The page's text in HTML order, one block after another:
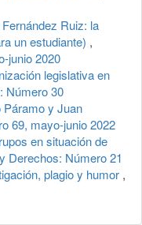
Ruiz: la
un estudiante) ,
junio 2020
legislativa en
Número 30
Páramo y Juan
69, mayo-junio 2022
en situación de
Derechos: Número 21
plagio y humor ,